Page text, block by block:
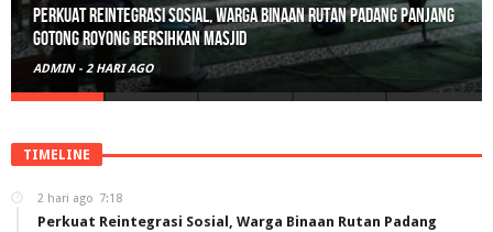
Polisi Sita 82 Paket Ganja Siap Edar di Tanah Datar
ADMIN - 3 HARI AGO
TIMELINE
2 hari ago 7:18
Perkuat Reintegrasi Sosial, Warga Binaan Rutan Padang